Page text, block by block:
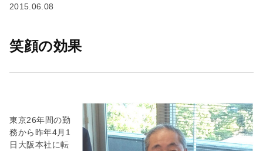
グ
式
会
社
2015.06.08
笑顔の効果
東京26年間の勤
務から昨年4月1
日大阪本社に転